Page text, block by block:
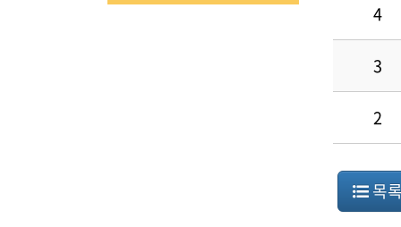
4
3
2
목